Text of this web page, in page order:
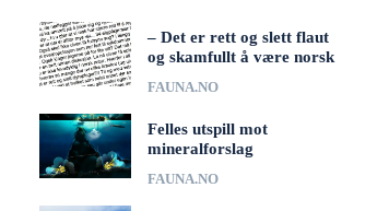
– Det er rett og slett flaut
og skamfullt å være norsk
FAUNA.NO
Felles utspill mot
mineralforslag
FAUNA.NO